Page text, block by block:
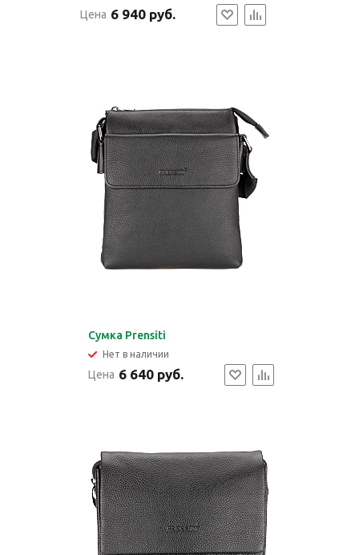
Цена 6 940 руб.
Cумка Prensiti
Нет в наличии
Цена 6 640 руб.